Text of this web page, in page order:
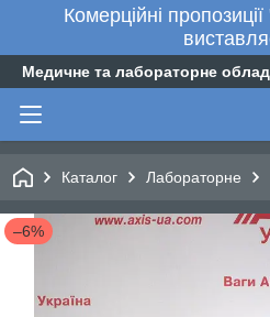
Комерційні
Медичне та лабораторне
Каталог Лабораторне
–6%